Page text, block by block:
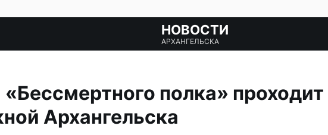
НОВОСТИ
АРХАНГЕЛЬСКА
полка» проходит
Архангельска